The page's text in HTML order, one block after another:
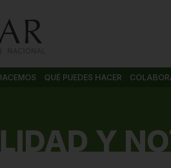
QUÉ PUEDES HACER
Y